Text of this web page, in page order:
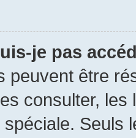
je pas
peuvent être
consulter,
Seuls